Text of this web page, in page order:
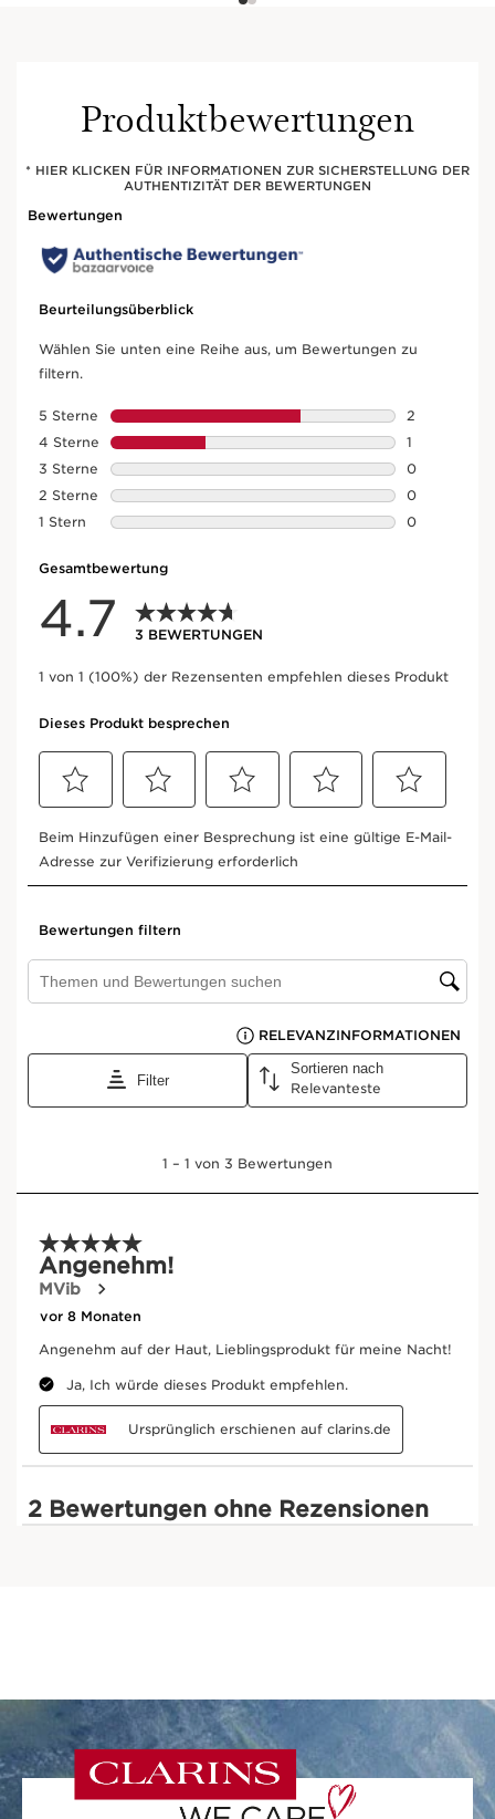
Produktbewertungen
* HIER KLICKEN FÜR INFORMATIONEN ZUR SICHERSTELLUNG DER
AUTHENTIZITÄT DER BEWERTUNGEN